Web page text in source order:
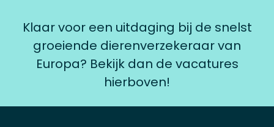
Klaar voor een uitdaging bij de snelst
groeiende dierenverzekeraar van
Europa? Bekijk dan de vacatures
hierboven!